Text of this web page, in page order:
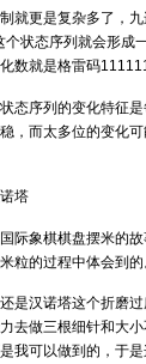
就更是复杂多了，
状态序列就会形成
数就是格雷码
态序列的变化特征
，而太多位的变化
塔
际象棋棋盘摆米的
粒的过程中体会到的
是汉诺塔这个折磨
去做三根细针和大
我可以做到的，于